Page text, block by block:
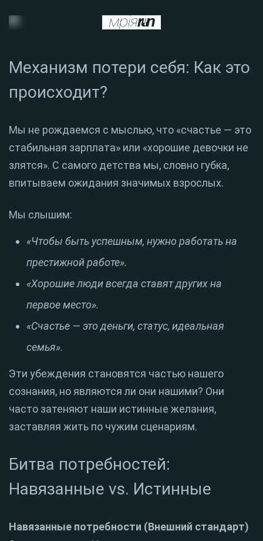
Механизм потери себя: Как это
происходит?
Мы не рождаемся с мыслью, что «счастье — это
стабильная зарплата» или «хорошие девочки не
злятся». С самого детства мы, словно губка,
впитываем ожидания значимых взрослых.
Мы слышим:
«Чтобы быть успешным, нужно работать на
престижной работе».
«Хорошие люди всегда ставят других на
первое место».
«Счастье — это деньги, статус, идеальная
семья».
Эти убеждения становятся частью нашего
сознания, но являются ли они нашими? Они
часто затеняют наши истинные желания,
заставляя жить по чужим сценариям.
Битва потребностей:
Навязанные vs. Истинные
Навязанные потребности (Внешний стандарт)